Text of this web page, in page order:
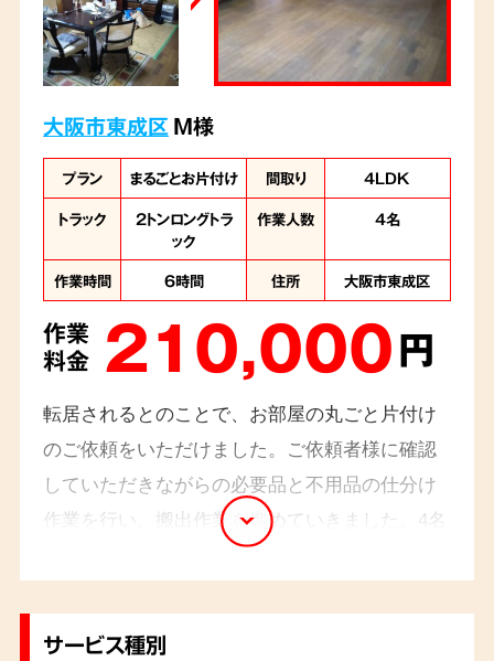
大阪市東成区M様
プラン まるごとお片付け 間取り
4LDK
トラック
2トンロングトラ
ック
作業人数 4名
作業時間 6時間 住所 大阪市東成区
作業
料金 210,000円
転居されるとのことで、お部屋の丸ごと片付け
のご依頼をいただけました。ご依頼者様に確認
していただきながらの必要品と不用品の仕分け
作業を行い、搬出作業を進めていきました。4名
のスタッフでお伺いし6時間程で作業が完了しま
した。
サービス種別